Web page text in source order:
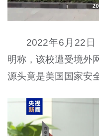
2022年6月22日
明称，该校遭受境外
源头竟是美国国家安